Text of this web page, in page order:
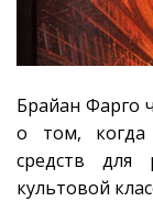
Брайан Фарго
о том, когда
средств для
культовой